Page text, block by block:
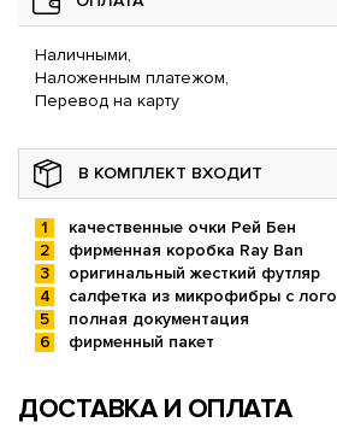
Наличными,
Наложенным платежом,
Перевод на карту
В КОМПЛЕКТ ВХОДИТ
качественные очки Рей Бен
фирменная коробка Ray Ban
оригинальный жесткий футляр
салфетка из микрофибры с лого
полная документация
фирменный пакет
ДОСТАВКА И ОПЛАТА